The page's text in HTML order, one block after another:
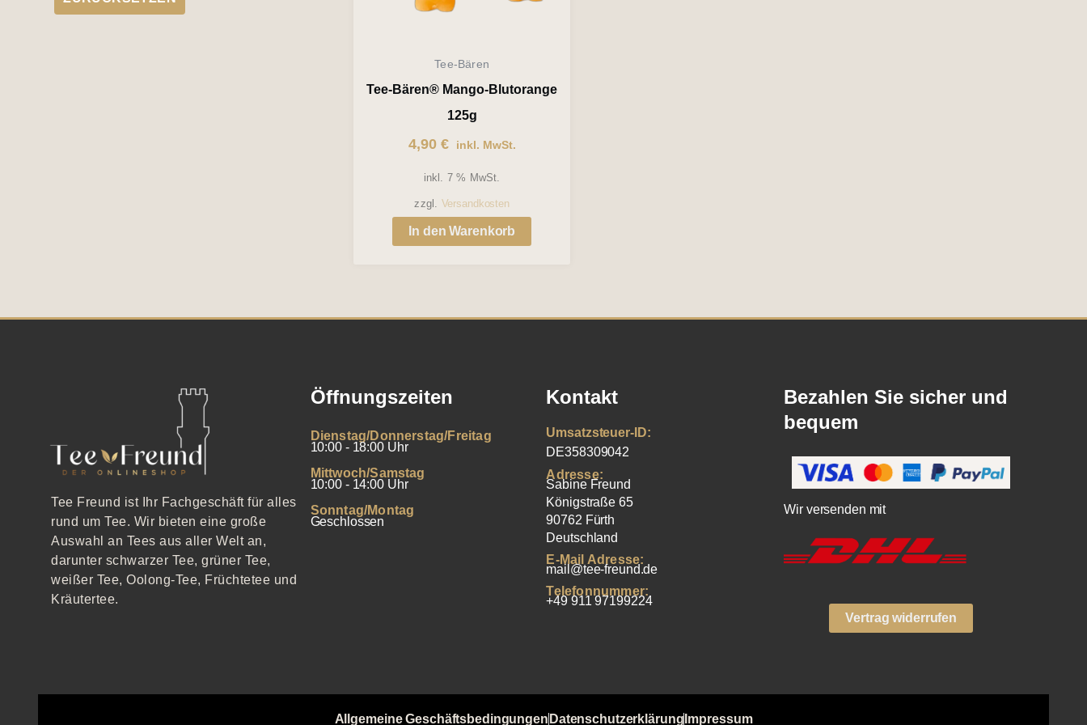
Tee-Bären
Tee-Bären® Mango-Blutorange
125g
4,90 € inkl. MwSt.
inkl. 7 % MwSt.
zzgl. Versandkosten
In den Warenkorb
Tee Freund ist Ihr Fachgeschäft für alles
rund um Tee. Wir bieten eine große
Auswahl an Tees aus aller Welt an,
darunter schwarzer Tee, grüner Tee,
weißer Tee, Oolong-Tee, Früchtetee und
Kräutertee.
Öffnungszeiten
Dienstag/Donnerstag/Freitag
10:00 - 18:00 Uhr
Mittwoch/Samstag
10:00 - 14:00 Uhr
Sonntag/Montag
Geschlossen
Kontakt
Umsatzsteuer-ID:
DE358309042
Adresse:
Sabine Freund
Königstraße 65
90762 Fürth
Deutschland
E-Mail Adresse:
mail@tee-freund.de
Telefonnummer:
+49 911 97199224
Bezahlen Sie sicher und
bequem
Wir versenden mit
Vertrag widerrufen
Allgemeine Geschäftsbedingungen Datenschutzerklärung Impressum